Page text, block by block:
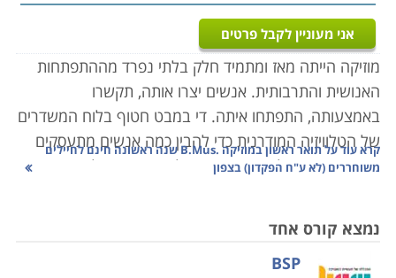
אני מעוניין לקבל פרטים
מוזיקה הייתה מאז ומתמיד חלק בלתי נפרד מההתפתחות
האנושית והתרבותית. אנשים יצרו אותה, תקשרו
באמצעותה, התפתחו איתה. די במבט חטוף בלוח המשדרים
של הטלוויזיה המודרנית כדי להבין כמה אנשים מתעסקים
במוזיקה ורוצים לנתב את חייהם לקריירה מוזיקלית, בין
הדיאלוג התרבותי המתבצע באמצעותה ובדרכים שבהם
ניתן ליצור ולבנות יצירות. סטודנטים לתואר ראשון במוסיקה
קרא עוד על
תואר ראשון במוזיקה .B.Mus שנה ראשונה חינם לחיילים
משוחררים (לא ע"ח הפקדון) בצפון
נמצא קורס אחד
BSP